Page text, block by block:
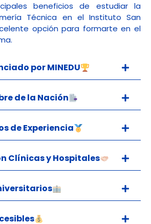
beneficios de estudiar la
Técnica en el Instituto San
opción para formarte en el
por MINEDU
de la Nación
de Experiencia
Clínicas y Hospitales